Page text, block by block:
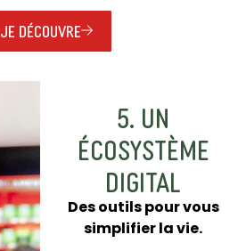
JE DÉCOUVRE
5. UN
ÉCOSYSTÈME
DIGITAL
Des outils pour vous
simplifier la vie.